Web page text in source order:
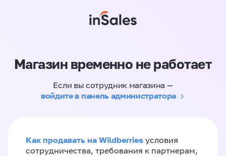
Магазин временно не работает
Если вы сотрудник магазина —
войдите в панель администратора
Как продавать на Wildberries условия
сотрудничества, требования к партнерам,